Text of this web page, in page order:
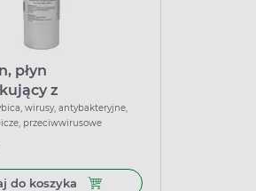
żel do rąk APTEO, 58 ml
płyn
z
4%, 500 ml
wirusy, antybakteryjne,
przeciwwirusowe
do koszyka Dodaj do koszyka